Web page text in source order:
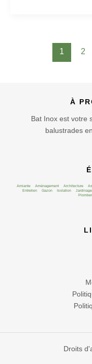
1 2
À
Bat Inox est votre
balustrades
Amiante Aménagement Architecture
Entretien
Gazon Isolation Jardinage
Droits